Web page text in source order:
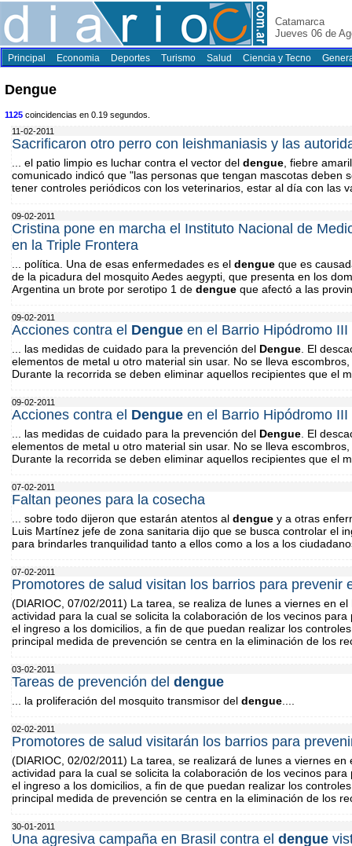
Catamarca
Jueves 06 de
Principal Economia Deportes Turismo Salud Ciencia y Tecno
Dengue
1125 coincidencias en 0.19 segundos.
11-02-2011
Sacrificaron otro perro con leishmaniasis y las
... el patio limpio es luchar contra el vector del dengue , fiebre
comunicado indicó que "las personas que tengan mascotas deben
tener controles periódicos con los veterinarios, estar al día con las
09-02-2011
Cristina pone en marcha el Instituto Nacional de
en la Triple Frontera
... política. Una de esas enfermedades es el dengue que es
de la picadura del mosquito Aedes aegypti, que presenta en los
Argentina un brote por serotipo 1 de dengue que afectó a las
09-02-2011
Acciones contra el Dengue en el Barrio Hipódromo III
... las medidas de cuidado para la prevención del Dengue . El
elementos de metal u otro material sin usar. No se lleva
Durante la recorrida se deben eliminar aquellos recipientes que el
09-02-2011
Acciones contra el Dengue en el Barrio Hipódromo III
... las medidas de cuidado para la prevención del Dengue . El
elementos de metal u otro material sin usar. No se lleva
Durante la recorrida se deben eliminar aquellos recipientes que el
07-02-2011
Faltan peones para la cosecha
... sobre todo dijeron que estarán atentos al dengue y a otras
Luis Martínez jefe de zona sanitaria dijo que se busca controlar el
para brindarles tranquilidad tanto a ellos como a los a los
07-02-2011
Promotores de salud visitan los barrios para prevenir
(DIARIOC, 07/02/2011) La tarea, se realiza de lunes a viernes en
actividad para la cual se solicita la colaboración de los vecinos
el ingreso a los domicilios, a fin de que puedan realizar los
principal medida de prevención se centra en la eliminación de los
03-02-2011
Tareas de prevención del dengue
... la proliferación del mosquito transmisor del dengue
02-02-2011
Promotores de salud visitarán los barrios para
(DIARIOC, 02/02/2011) La tarea, se realizará de lunes a viernes
actividad para la cual se solicita la colaboración de los vecinos
el ingreso a los domicilios, a fin de que puedan realizar los
principal medida de prevención se centra en la eliminación de los
30-01-2011
Una agresiva campaña en Brasil contra el dengue